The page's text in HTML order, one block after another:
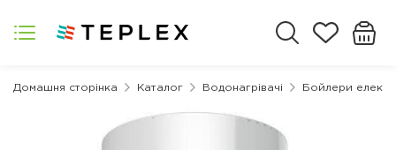
Домашня сторінка Каталог Водонагрівачі Бойлери